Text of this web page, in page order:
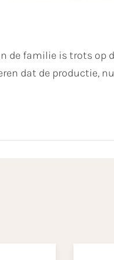
de familie is trots op
dat de productie,